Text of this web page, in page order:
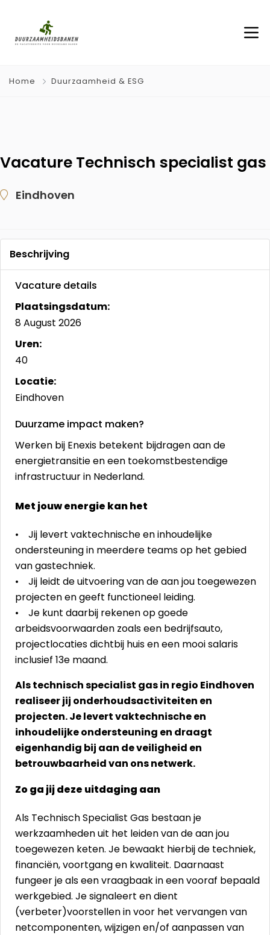
Home Duurzaamheid & ESG
Vacature Technisch specialist gas
Eindhoven
Beschrijving
Vacature details
Plaatsingsdatum:
8 August 2026
Uren:
40
Locatie:
Eindhoven
Duurzame impact maken?
Werken bij Enexis betekent bijdragen aan de
energietransitie en een toekomstbestendige
infrastructuur in Nederland.
Met jouw energie kan het
• Jij levert vaktechnische en inhoudelijke
ondersteuning in meerdere teams op het gebied
van gastechniek.
• Jij leidt de uitvoering van de aan jou toegewezen
projecten en geeft functioneel leiding.
• Je kunt daarbij rekenen op goede
arbeidsvoorwaarden zoals een bedrijfsauto,
projectlocaties dichtbij huis en een mooi salaris
inclusief 13e maand.
Als technisch specialist gas in regio Eindhoven
realiseer jij onderhoudsactiviteiten en
projecten. Je levert vaktechnische en
inhoudelijke ondersteuning en draagt
eigenhandig bij aan de veiligheid en
betrouwbaarheid van ons netwerk.
Zo ga jij deze uitdaging aan
Als Technisch Specialist Gas bestaan je
werkzaamheden uit het leiden van de aan jou
toegewezen keten. Je bewaakt hierbij de techniek,
financiën, voortgang en kwaliteit. Daarnaast
fungeer je als een vraagbaak in een vooraf bepaald
werkgebied. Je signaleert en dient
(verbeter)voorstellen in voor het vervangen van
netcomponenten, wijzigen en/of aanpassen van